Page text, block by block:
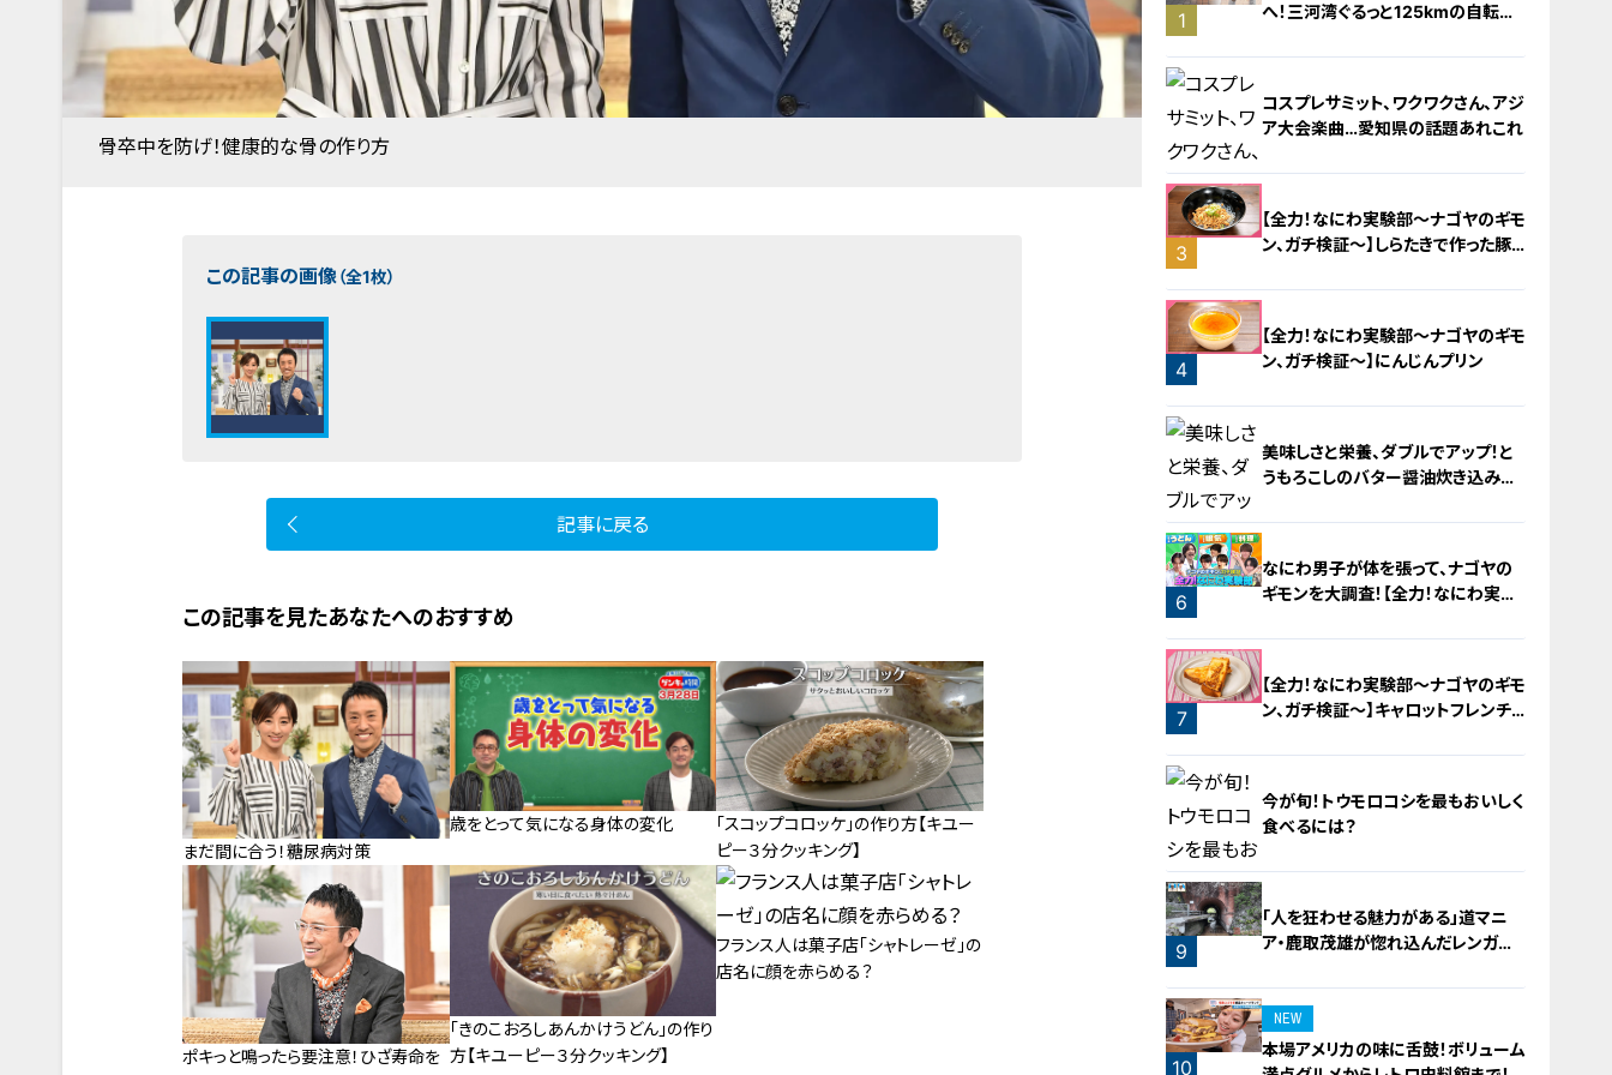
骨卒中を防げ！健康的な骨の作り方
この記事の画像（全1枚）
記事に戻る
この記事を見たあなたへのおすすめ
まだ間に合う！糖尿病対策
歳をとって気になる身体の変化
「スコップコロッケ」の作り方【キユー
ピー３分クッキング】
ポキっと鳴ったら要注意！ひざ寿命を
「きのこおろしあんかけうどん」の作り
方【キユーピー３分クッキング】
フランス人は菓子店「シャトレーゼ」の
店名に顔を赤らめる？
1
へ！三河湾ぐるっと125kmの自転車
2
コスプレサミット、ワクワクさん、アジ
ア大会楽曲…愛知県の話題あれこれ
3
【全力！なにわ実験部～ナゴヤのギモ
ン、ガチ検証～】しらたきで作った豚
4
【全力！なにわ実験部～ナゴヤのギモ
ン、ガチ検証～】にんじんプリン
5
美味しさと栄養、ダブルでアップ！と
うもろこしのバター醤油炊き込みご
6
なにわ男子が体を張って、ナゴヤの
ギモンを大調査！【全力！なにわ実験
7
【全力！なにわ実験部～ナゴヤのギモ
ン、ガチ検証～】キャロットフレンチ
8
今が旬！トウモロコシを最もおいしく
食べるには？
9
「人を狂わせる魅力がある」道マニ
ア・鹿取茂雄が惚れ込んだレンガの
10
NEW
本場アメリカの味に舌鼓！ボリューム